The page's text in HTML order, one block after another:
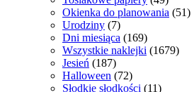
Okienka do planowania (51)
Urodziny (7)
Dni miesiąca (169)
Wszystkie naklejki (1679)
Jesień (187)
Halloween (72)
Słodkie słodkości (11)